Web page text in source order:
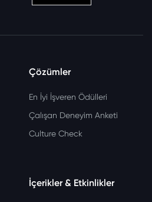
Çözümler
En İyi İşveren Ödülleri
Çalışan Deneyim Anketi
Culture Check
İçerikler & Etkinlikler